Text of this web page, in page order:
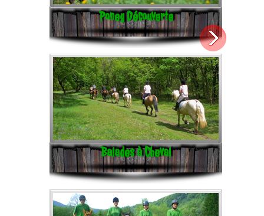
Poney Découverte
Balades à Cheval